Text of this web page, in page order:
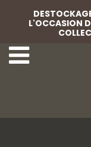
1-Lovely-
L'OCCASION